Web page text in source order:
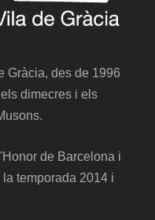
Gràcia, des de 1996
dimecres i els
de Barcelona i
temporada 2014 i